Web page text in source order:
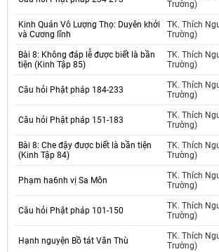
Trường)
Kinh Quán Vô Lượng Thọ: Duyên khởi
và Cương lĩnh
TK. Thích
Trường)
Bài 8: Không đáp lễ được biết là bần
tiện (Kinh Tập 85)
TK. Thích
Trường)
Câu hỏi Phật pháp 184-233
TK. Thích
Trường)
Câu hỏi Phật pháp 151-183
TK. Thích
Trường)
Bài 8: Che đậy được biết là bần tiện
(Kinh Tập 84)
TK. Thích
Trường)
Phạm ha6nh vị Sa Môn
TK. Thích
Trường)
Câu hỏi Phật pháp 101-150
TK. Thích
Trường)
Hạnh nguyện Bồ tát Văn Thù
TK. Thích
Trường)